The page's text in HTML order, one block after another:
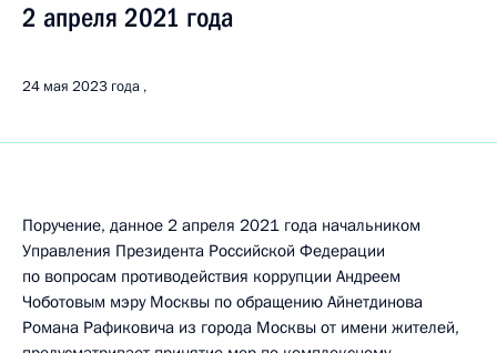
2 апреля 2021 года
24 мая 2023 года
Поручение, данное 2 апреля 2021 года начальником
Управления Президента Российской Федерации
по вопросам противодействия коррупции Андреем
Чоботовым мэру Москвы по обращению Айнетдинова
Романа Рафиковича из города Москвы от имени жителей,